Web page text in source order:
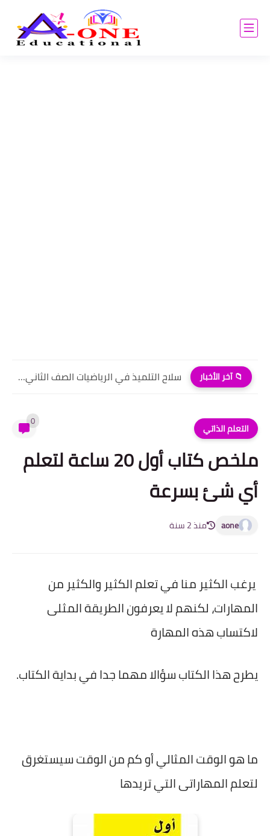
📁 آخر الأخبار سلاح التلميذ في الرياضيات الصف الثاني الابتدائي الترم الاول pdf
التعلم الذاتي 0
ملخص كتاب أول 20 ساعة لتعلم
أي شئ بسرعة
aone منذ 2 سنة
يرغب الكثير منا في تعلم الكثير والكثير من
المهارات، لكنهم لا يعرفون الطريقة المثلى
لاكتساب هذه المهارة
يطرح هذا الكتاب سؤالا مهما جدا في بداية الكتاب.
ما هو الوقت المثالي أو كم من الوقت سيستغرق
لتعلم المهاراتى التي تريدها